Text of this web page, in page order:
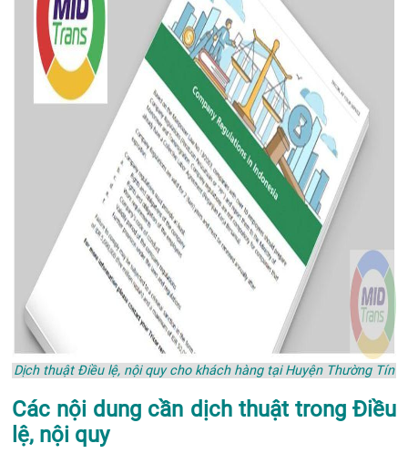
Dịch thuật Điều lệ, nội quy cho khách hàng tại Huyện Thường Tín
Các nội dung cần dịch thuật trong Điều
lệ, nội quy